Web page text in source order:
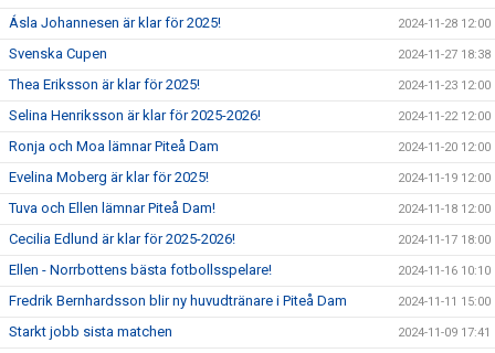
Ásla Johannesen är klar för 2025! 2024-11-28 12:00
Svenska Cupen 2024-11-27 18:38
Thea Eriksson är klar för 2025! 2024-11-23 12:00
Selina Henriksson är klar för 2025-2026! 2024-11-22 12:00
Ronja och Moa lämnar Piteå Dam 2024-11-20 12:00
Evelina Moberg är klar för 2025! 2024-11-19 12:00
Tuva och Ellen lämnar Piteå Dam! 2024-11-18 12:00
Cecilia Edlund är klar för 2025-2026! 2024-11-17 18:00
Ellen - Norrbottens bästa fotbollsspelare! 2024-11-16 10:10
Fredrik Bernhardsson blir ny huvudtränare i Piteå Dam 2024-11-11 15:00
Starkt jobb sista matchen 2024-11-09 17:41